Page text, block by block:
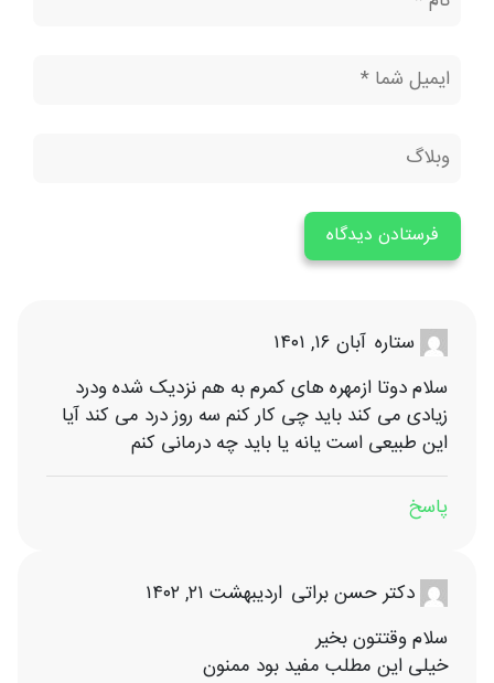
ستاره آبان ۱۶, ۱۴۰۱
سلام دوتا ازمهره های کمرم به هم نزدیک شده ودرد
زیادی می کند باید چی کار کنم سه روز درد می کند آیا
این طبیعی است یانه یا باید چه درمانی کنم
پاسخ
دکتر حسن براتی اردیبهشت ۲۱, ۱۴۰۲
سلام وقتتون بخیر
خیلی این مطلب مفید بود ممنون